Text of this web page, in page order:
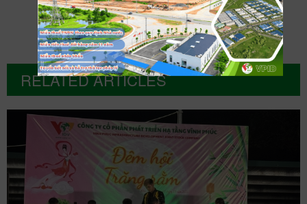
RELATED ARTICLES